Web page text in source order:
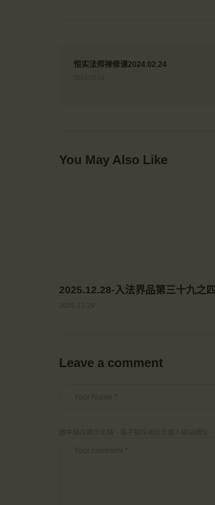
恒实法师禅修课2024.02.24
You May Also Like
2025.12.28-入法界品第三十九之四
Leave a comment